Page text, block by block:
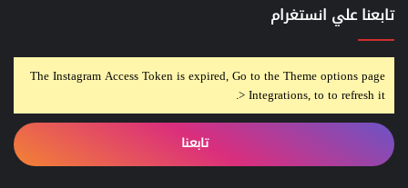
تابعنا علي انستغرام
The Instagram Access Token is expired, Go to the Theme options page
> Integrations, to to refresh it.
تابعنا